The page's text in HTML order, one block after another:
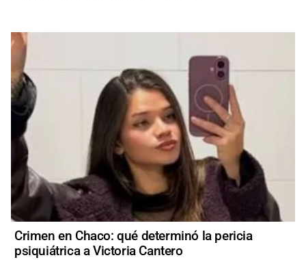
Crimen en Chaco: qué determinó la pericia
psiquiátrica a Victoria Cantero